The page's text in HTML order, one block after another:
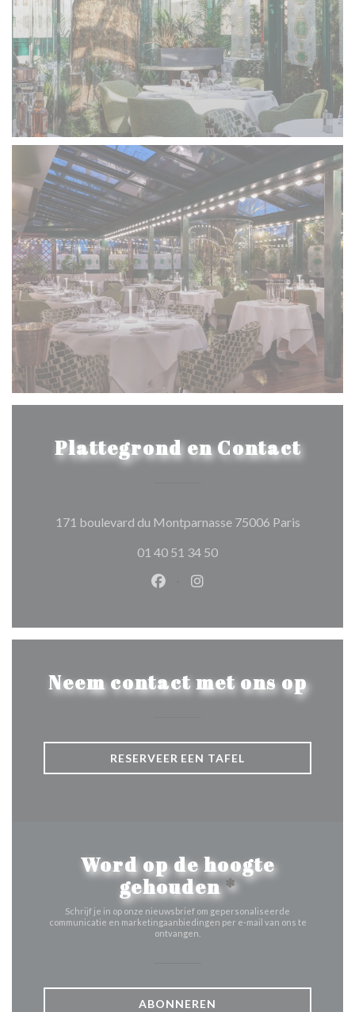
Plattegrond en Contact
171 boulevard du Montparnasse 75006 Paris((opent in
01 40 51 34 50
Facebook ((opent in een nieuw
Instagram ((opent in een
Neem contact met ons op
RESERVEER EEN TAFEL
Word op de hoogte
gehouden*
Schrijf je in op onze nieuwsbrief om gepersonaliseerde
communicatie en marketingaanbiedingen per e-mail van ons te
ontvangen.
ABONNEREN